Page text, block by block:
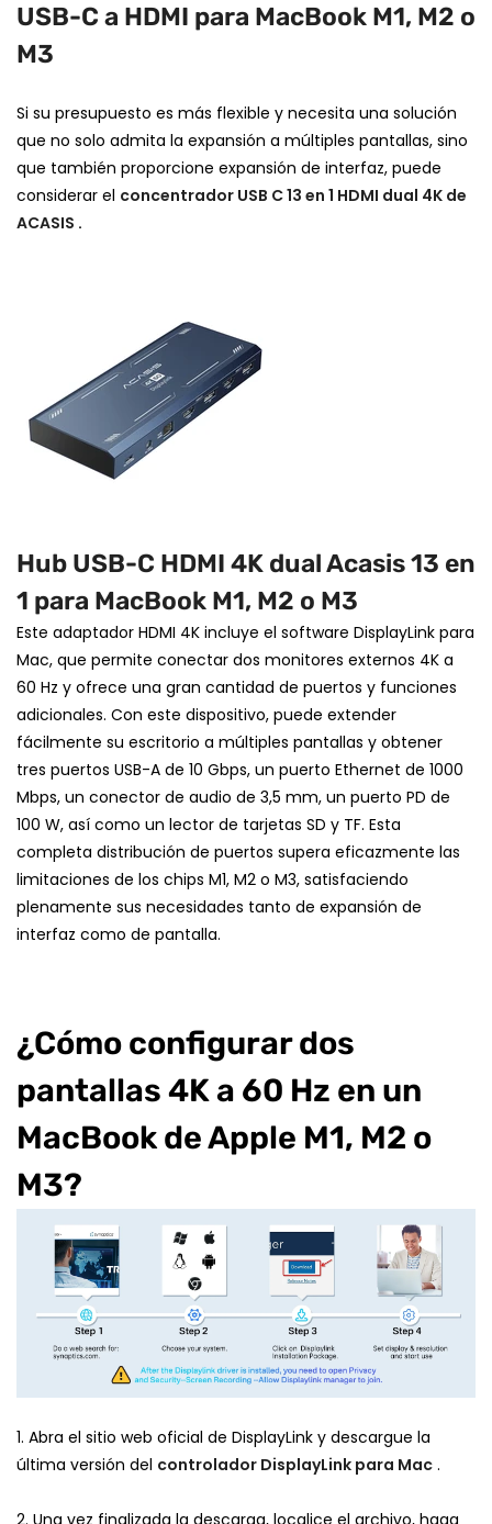
USB-C a HDMI para MacBook M1, M2 o
M3
Si su presupuesto es más flexible y necesita una solución
que no solo admita la expansión a múltiples pantallas, sino
que también proporcione expansión de interfaz, puede
considerar el concentrador USB C 13 en 1 HDMI dual 4K de
ACASIS .
Hub USB-C HDMI 4K dual Acasis 13 en
1 para MacBook M1, M2 o M3
Este adaptador HDMI 4K incluye el software DisplayLink para
Mac, que permite conectar dos monitores externos 4K a
60 Hz y ofrece una gran cantidad de puertos y funciones
adicionales. Con este dispositivo, puede extender
fácilmente su escritorio a múltiples pantallas y obtener
tres puertos USB-A de 10 Gbps, un puerto Ethernet de 1000
Mbps, un conector de audio de 3,5 mm, un puerto PD de
100 W, así como un lector de tarjetas SD y TF. Esta
completa distribución de puertos supera eficazmente las
limitaciones de los chips M1, M2 o M3, satisfaciendo
plenamente sus necesidades tanto de expansión de
interfaz como de pantalla.
¿Cómo configurar dos
pantallas 4K a 60 Hz en un
MacBook de Apple M1, M2 o
M3?
1. Abra el sitio web oficial de DisplayLink y descargue la
última versión del controlador DisplayLink para Mac .